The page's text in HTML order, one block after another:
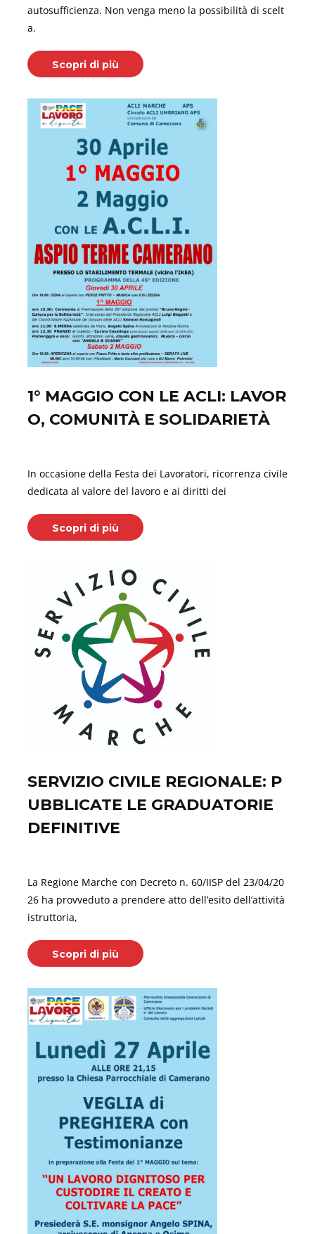
autosufficienza. Non venga meno la possibilità di scelt
a.
Scopri di più
1° MAGGIO CON LE ACLI: LAVOR
O, COMUNITÀ E SOLIDARIETÀ
In occasione della Festa dei Lavoratori, ricorrenza civile
dedicata al valore del lavoro e ai diritti dei
Scopri di più
SERVIZIO CIVILE REGIONALE: P
UBBLICATE LE GRADUATORIE
DEFINITIVE
La Regione Marche con Decreto n. 60/IISP del 23/04/20
26 ha provveduto a prendere atto dell’esito dell’attività
istruttoria,
Scopri di più